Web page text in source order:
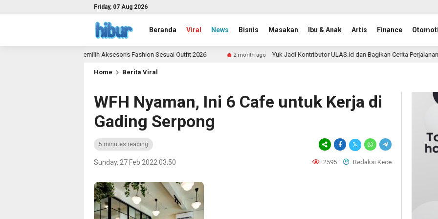
Friday, 07 Aug 2026
Beranda Viral News Bisnis Masakan Ibu & Anak Artis Finance
Panduan Memilih Aksesoris Fashion Sesuai Outfit 2026 2 month ago Yuk Jadi Kontributor ULAS.id dan Bagikan Cerita Perjalananmu ke Lebih
Home Berita Viral
WFH Nyaman, Ini 6 Cafe untuk Kerja di
Gading Serpong
5 minutes reading
Sunday, 27 Feb 2022 03:50 2595 Redaksi Kece